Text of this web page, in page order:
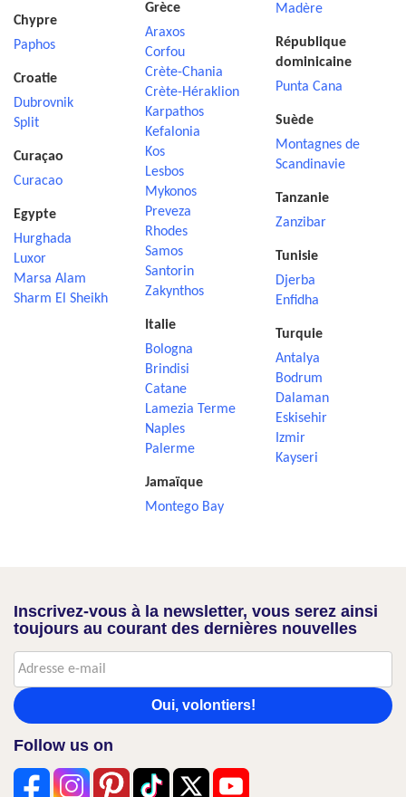
Chypre
Paphos
Croatie
Dubrovnik
Split
Curaçao
Curacao
Egypte
Hurghada
Luxor
Marsa Alam
Sharm El Sheikh
Grèce
Araxos
Corfou
Crète-Chania
Crète-Héraklion
Karpathos
Kefalonia
Kos
Lesbos
Mykonos
Preveza
Rhodes
Samos
Santorin
Zakynthos
Italie
Bologna
Brindisi
Catane
Lamezia Terme
Naples
Palerme
Jamaïque
Montego Bay
Madère
République
dominicaine
Punta Cana
Suède
Montagnes de
Scandinavie
Tanzanie
Zanzibar
Tunisie
Djerba
Enfidha
Turquie
Antalya
Bodrum
Dalaman
Eskisehir
Izmir
Kayseri
Inscrivez-vous à la newsletter, vous serez ainsi
toujours au courant des dernières nouvelles
Oui, volontiers!
Follow us on